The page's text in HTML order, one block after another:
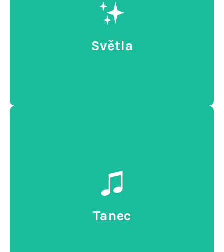
Ohnivá show
Speciální efekty
VÍCE INFORMACÍ
Světla
Světelná LED show
Laser show
Tanec